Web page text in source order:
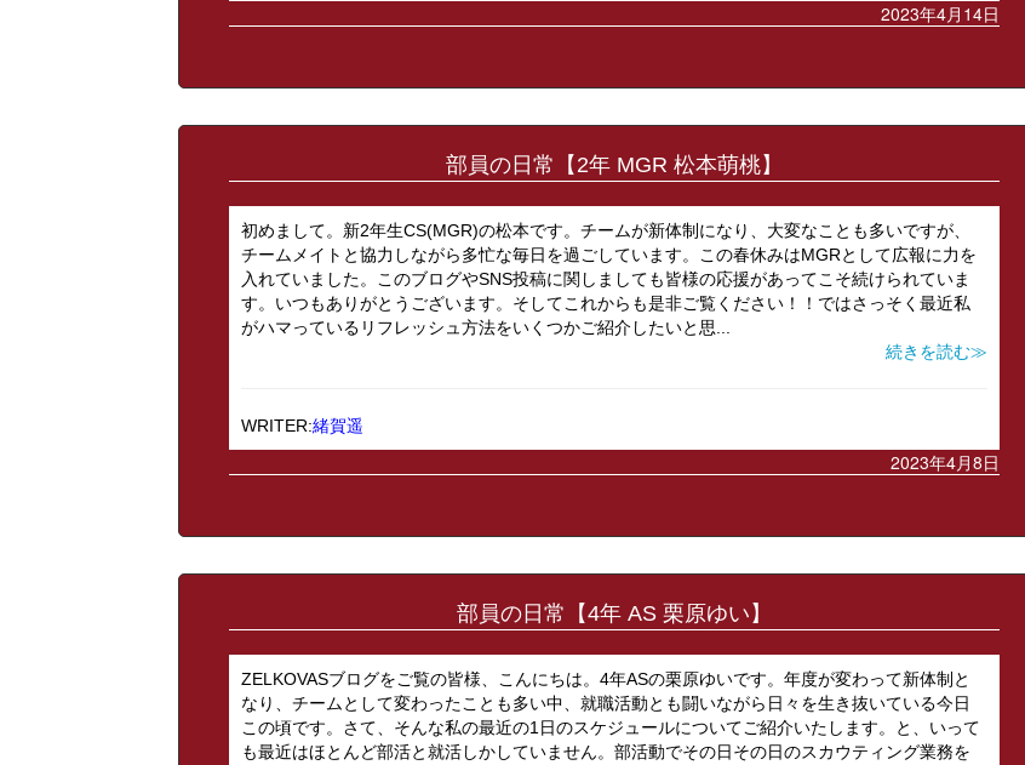
2023年4月14日
部員の日常【2年 MGR 松本萌桃】
初めまして。新2年生CS(MGR)の松本です。チームが新体制になり、大変なことも多いですが、
チームメイトと協力しながら多忙な毎日を過ごしています。この春休みはMGRとして広報に力を
入れていました。このブログやSNS投稿に関しましても皆様の応援があってこそ続けられていま
す。いつもありがとうございます。そしてこれからも是非ご覧ください！！ではさっそく最近私
がハマっているリフレッシュ方法をいくつかご紹介したいと思...
続きを読む≫
WRITER:緒賀遥
2023年4月8日
部員の日常【4年 AS 栗原ゆい】
ZELKOVASブログをご覧の皆様、こんにちは。4年ASの栗原ゆいです。年度が変わって新体制と
なり、チームとして変わったことも多い中、就職活動とも闘いながら日々を生き抜いている今日
この頃です。さて、そんな私の最近の1日のスケジュールについてご紹介いたします。と、いって
も最近はほとんど部活と就活しかしていません。部活動でその日その日のスカウティング業務を